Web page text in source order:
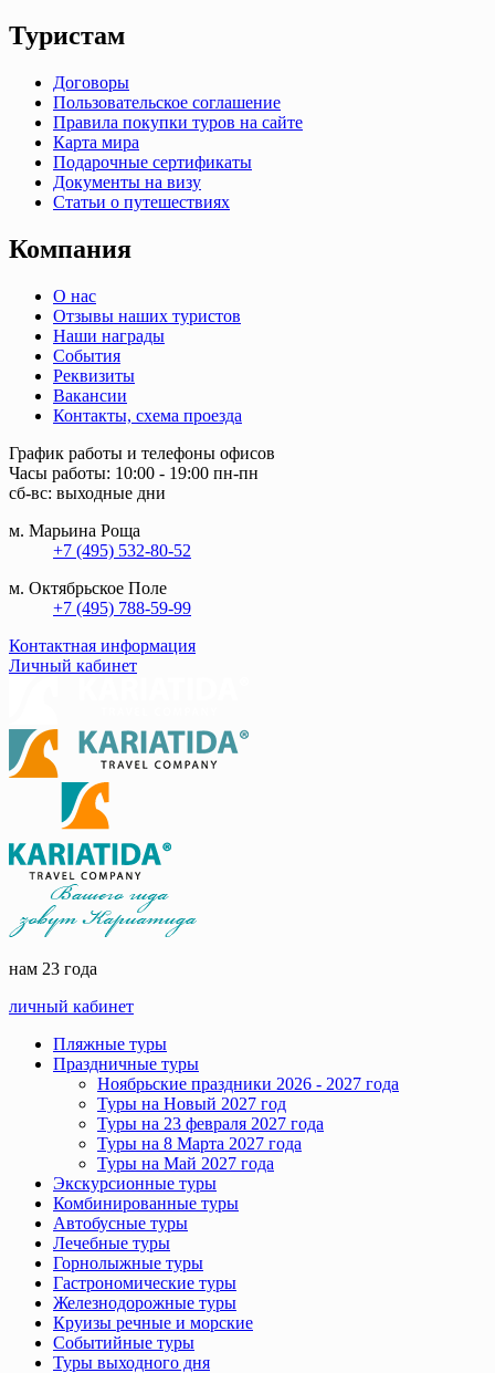
Туристам
Договоры
Пользовательское соглашение
Правила покупки туров на сайте
Карта мира
Подарочные сертификаты
Документы на визу
Статьи о путешествиях
Компания
О нас
Отзывы наших туристов
Наши награды
События
Реквизиты
Вакансии
Контакты, схема проезда
График работы и телефоны офисов
Часы работы: 10:00 - 19:00 пн-пн
сб-вс: выходные дни
м. Марьина Роща
+7 (495) 532-80-52
м. Октябрьское Поле
+7 (495) 788-59-99
Контактная информация
Личный кабинет
нам 23 года
личный кабинет
Пляжные туры
Праздничные туры
Ноябрьские праздники 2026 - 2027 года
Туры на Новый 2027 год
Туры на 23 февраля 2027 года
Туры на 8 Марта 2027 года
Туры на Май 2027 года
Экскурсионные туры
Комбинированные туры
Автобусные туры
Лечебные туры
Горнолыжные туры
Гастрономические туры
Железнодорожные туры
Круизы речные и морские
Событийные туры
Туры выходного дня